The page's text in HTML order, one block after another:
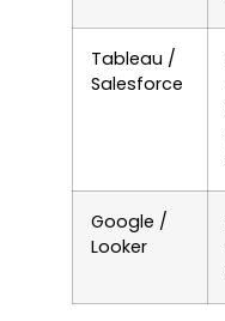
Tableau /
Salesforce
Google /
Looker